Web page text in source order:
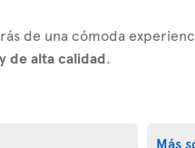
de una cómoda
de alta calidad.
Más